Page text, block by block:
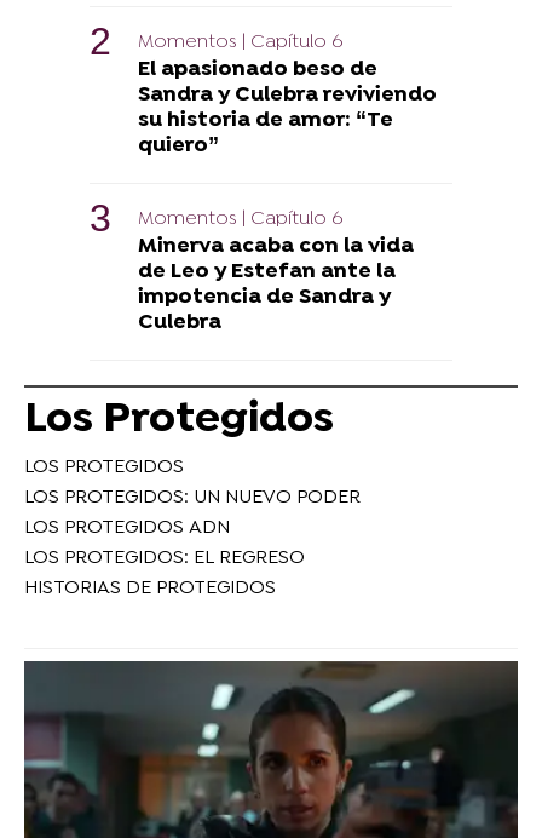
Momentos | Capítulo 6
El apasionado beso de
Sandra y Culebra reviviendo
su historia de amor: “Te
quiero”
Momentos | Capítulo 6
Minerva acaba con la vida
de Leo y Estefan ante la
impotencia de Sandra y
Culebra
Los Protegidos
LOS PROTEGIDOS
LOS PROTEGIDOS: UN NUEVO PODER
LOS PROTEGIDOS ADN
LOS PROTEGIDOS: EL REGRESO
HISTORIAS DE PROTEGIDOS